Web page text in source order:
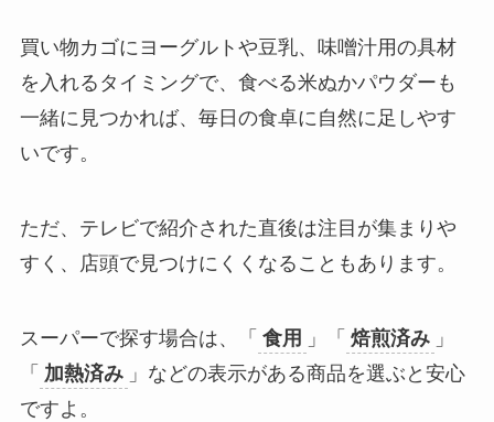
買い物カゴにヨーグルトや豆乳、味噌汁用の具材
を入れるタイミングで、食べる米ぬかパウダーも
一緒に見つかれば、毎日の食卓に自然に足しやす
いです。
ただ、テレビで紹介された直後は注目が集まりや
すく、店頭で見つけにくくなることもあります。
スーパーで探す場合は、「 食用 」「 焙煎済み 」
「 加熱済み 」などの表示がある商品を選ぶと安心
ですよ。